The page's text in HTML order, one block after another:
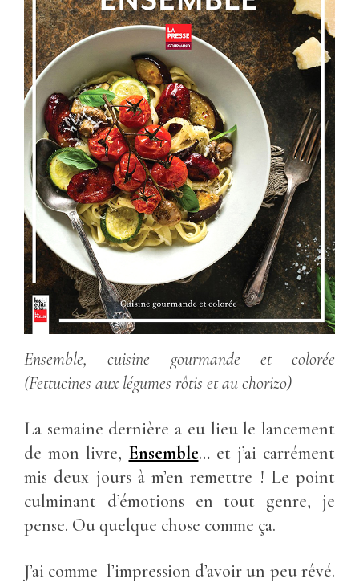
Ensemble, cuisine gourmande et colorée
(Fettucines aux légumes rôtis et au chorizo)
La semaine dernière a eu lieu le lancement
de mon livre, Ensemble… et j’ai carrément
mis deux jours à m’en remettre ! Le point
culminant d’émotions en tout genre, je
pense. Ou quelque chose comme ça.
J’ai comme l’impression d’avoir un peu rêvé.